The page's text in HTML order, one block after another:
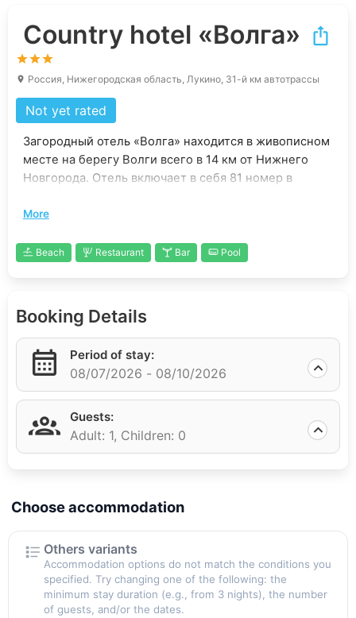
Country hotel «Волга»
Россия, Нижегородская область, Лукино, 31-й км автотрассы
Not yet rated
Загородный отель «Волга» находится в живописном
месте на берегу Волги всего в 14 км от Нижнего
Новгорода. Отель включает в себя 81 номер в
6 номеров в коттеджах. Все корпуса располагаются
реликтовая дубовая роща. Гигантские дубы и сосны
суеты и насладиться волжскими закатами. Здесь
приятно гулять, слушая птиц и вдыхая чистый
воздух. Уютный дизайн номеров отеля располагает к
спокойному отдыху и создает гармоничную
атмосферу.
Для Вашего комфорта мы создали современный
спорткомплекс с бассейном и тренажерным залом,
семейного отдыха, романтической поездки или
деловой встречи. Не важно, зима или лето, осень
или весна – загородный отель понравится Вам в
любое время года и подарит незабываемые эмоции и
More
Beach Restaurant Bar Pool
Booking Details
Period of stay:
08/07/2026 - 08/10/2026
Guests:
Adult: 1, Children: 0
Choose accommodation
Others variants
Accommodation options do not match the conditions you
specified. Try changing one of the following: the
minimum stay duration (e.g., from 3 nights), the number
of guests, and/or the dates.